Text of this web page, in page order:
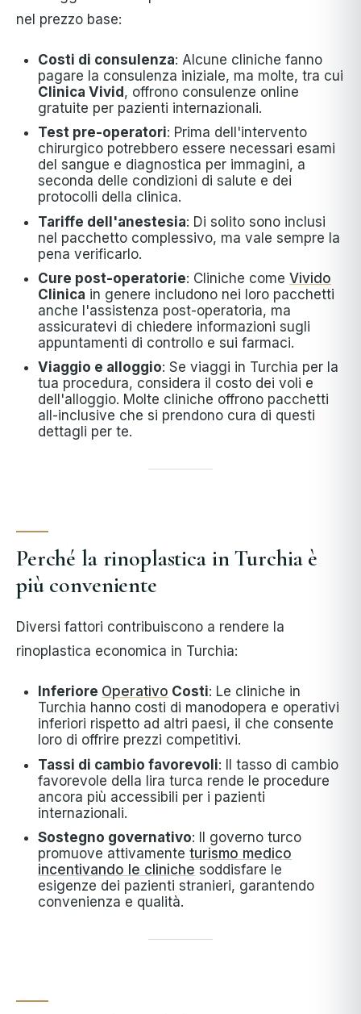
nel prezzo base:
Costi di consulenza: Alcune cliniche fanno
pagare la consulenza iniziale, ma molte, tra cui
Clinica Vivid , offrono consulenze online
gratuite per pazienti internazionali.
Test pre-operatori: Prima dell'intervento
chirurgico potrebbero essere necessari esami
del sangue e diagnostica per immagini, a
seconda delle condizioni di salute e dei
protocolli della clinica.
Tariffe dell'anestesia: Di solito sono inclusi
nel pacchetto complessivo, ma vale sempre la
pena verificarlo.
Cure post-operatorie: Cliniche comeVivido
Clinica in genere includono nei loro pacchetti
anche l'assistenza post-operatoria, ma
assicuratevi di chiedere informazioni sugli
appuntamenti di controllo e sui farmaci.
Viaggio e alloggio: Se viaggi in Turchia per la
tua procedura, considera il costo dei voli e
dell'alloggio. Molte cliniche offrono pacchetti
all-inclusive che si prendono cura di questi
dettagli per te.
Perché la rinoplastica in Turchia è
più conveniente
Diversi fattori contribuiscono a rendere la
rinoplastica economica in Turchia:
Inferiore Operativo Costi: Le cliniche in
Turchia hanno costi di manodopera e operativi
inferiori rispetto ad altri paesi, il che consente
loro di offrire prezzi competitivi.
Tassi di cambio favorevoli: Il tasso di cambio
favorevole della lira turca rende le procedure
ancora più accessibili per i pazienti
internazionali.
Sostegno governativo: Il governo turco
promuove attivamenteturismo medico
incentivando le cliniche soddisfare le
esigenze dei pazienti stranieri, garantendo
convenienza e qualità.